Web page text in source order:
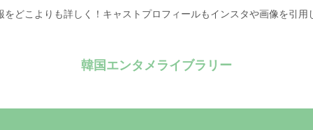
どこよりも詳しく！キャストプロフィールもインスタや画像を引用
韓国エンタメライブラリー